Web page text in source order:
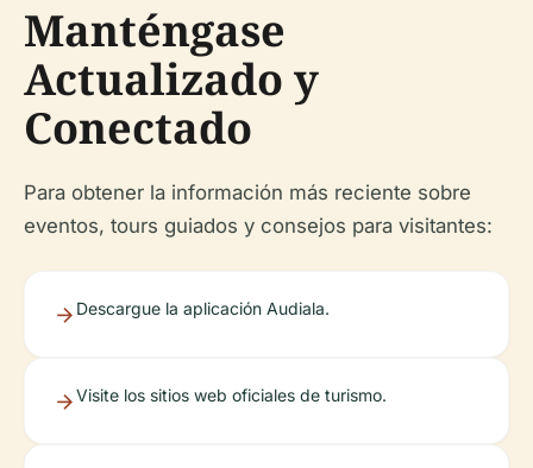
Manténgase
Actualizado y
Conectado
Para obtener la información más reciente sobre
eventos, tours guiados y consejos para visitantes:
Descargue la aplicación Audiala.
Visite los sitios web oficiales de turismo.